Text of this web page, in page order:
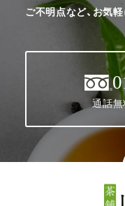
ご不明点など、お気
通話